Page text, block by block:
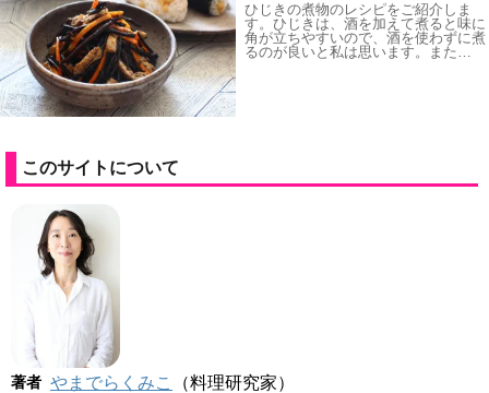
ひじきの煮物のレシピをご紹介しま
す。ひじきは、酒を加えて煮ると味に
角が立ちやすいので、酒を使わずに煮
るのが良いと私は思います。また…
このサイトについて
著者 やまでらくみこ （料理研究家）